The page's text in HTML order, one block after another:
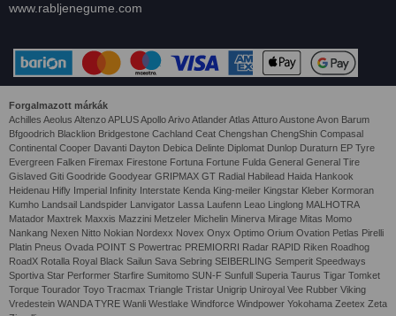
www.rabljenegume.com
Forgalmazott márkák
Achilles Aeolus Altenzo APLUS Apollo Arivo Atlander Atlas Atturo Austone Avon Barum
Bfgoodrich Blacklion Bridgestone Cachland Ceat Chengshan ChengShin Compasal
Continental Cooper Davanti Dayton Debica Delinte Diplomat Dunlop Duraturn EP Tyre
Evergreen Falken Firemax Firestone Fortuna Fortune Fulda General General Tire
Gislaved Giti Goodride Goodyear GRIPMAX GT Radial Habilead Haida Hankook
Heidenau Hifly Imperial Infinity Interstate Kenda King-meiler Kingstar Kleber Kormoran
Kumho Landsail Landspider Lanvigator Lassa Laufenn Leao Linglong MALHOTRA
Matador Maxtrek Maxxis Mazzini Metzeler Michelin Minerva Mirage Mitas Momo
Nankang Nexen Nitto Nokian Nordexx Novex Onyx Optimo Orium Ovation Petlas Pirelli
Platin Pneus Ovada POINT S Powertrac PREMIORRI Radar RAPID Riken Roadhog
RoadX Rotalla Royal Black Sailun Sava Sebring SEIBERLING Semperit Speedways
Sportiva Star Performer Starfire Sumitomo SUN-F Sunfull Superia Taurus Tigar Tomket
Torque Tourador Toyo Tracmax Triangle Tristar Unigrip Uniroyal Vee Rubber Viking
Vredestein WANDA TYRE Wanli Westlake Windforce Windpower Yokohama Zeetex Zeta